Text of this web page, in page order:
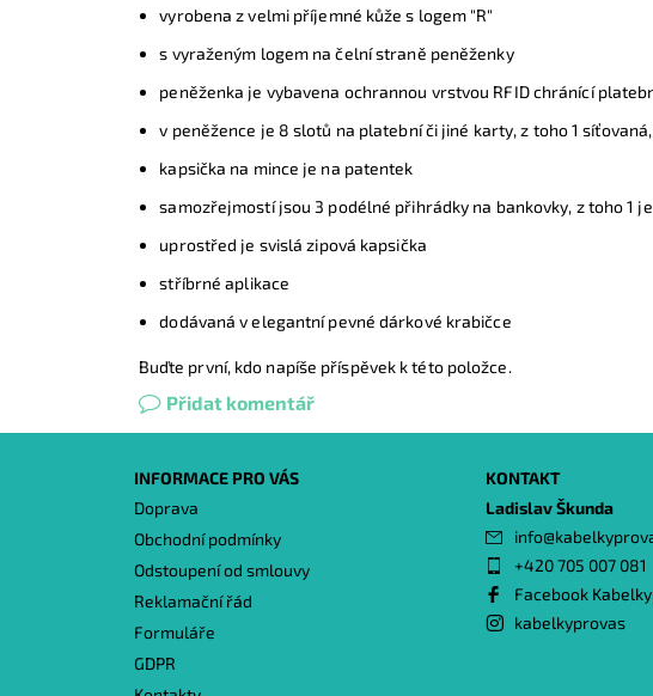
vyrobena z velmi příjemné kůže s logem "R"
s vyraženým logem na čelní straně peněženky
peněženka je vybavena ochrannou vrstvou RFID chránící
v peněžence je 8 slotů na platební či jiné karty, z toho 1
kapsička na mince je na patentek
samozřejmostí jsou 3 podélné přihrádky na bankovky, z toho 1
uprostřed je svislá zipová kapsička
stříbrné aplikace
dodávaná v elegantní pevné dárkové krabičce
Buďte první, kdo napíše příspěvek k této položce.
Přidat komentář
INFORMACE PRO VÁS
Doprava
Obchodní podmínky
Odstoupení od smlouvy
Reklamační řád
Formuláře
GDPR
KONTAKT
Ladislav Škunda
info@
+420 705 007 081
Facebook
kabelkyprovas